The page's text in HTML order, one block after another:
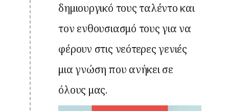
δημιουργικό τους ταλέντο και
τον ενθουσιασμό τους για να
φέρουν στις νεότερες γενιές
μια γνώση που ανήκει σε
όλους μας.